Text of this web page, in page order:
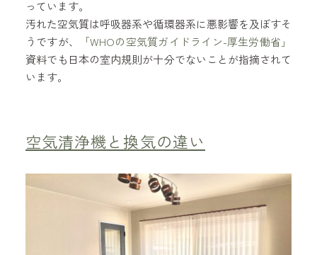
っています。
汚れた空気質は呼吸器系や循環器系に悪影響を及ぼすそ
うですが、
「WHOの空気質ガイドライン-厚生労働省」
資料でも日本の室内規則が十分でないことが指摘されて
います。
空気清浄機と換気の違い